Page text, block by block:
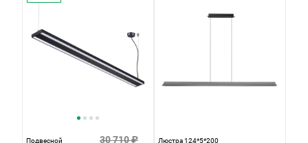
Подвесной
30 710 ₽
Люстра 124*5*200